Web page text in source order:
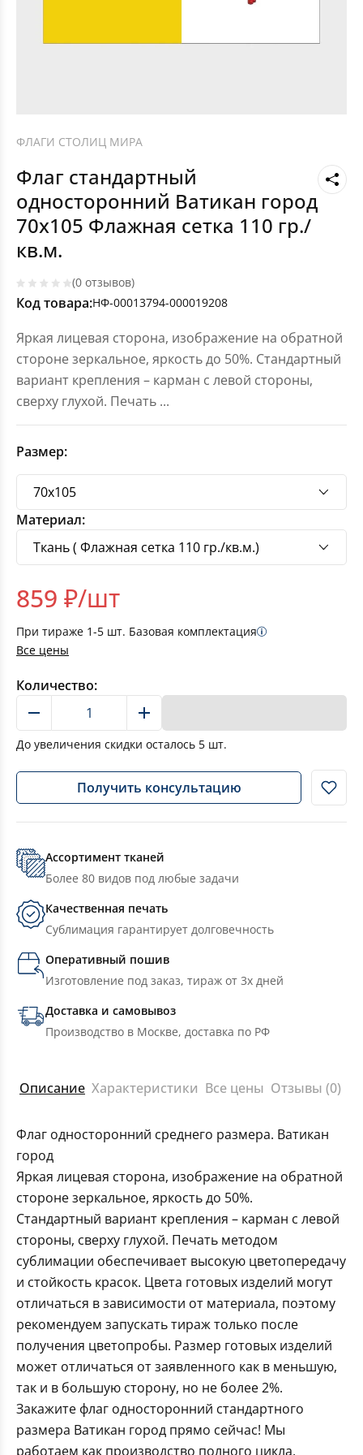
ФЛАГИ СТОЛИЦ МИРА
Флаг стандартный
односторонний Ватикан город
70х105 Флажная сетка 110 гр./
кв.м.
(0 отзывов)
Код товара:НФ-00013794-000019208
Яркая лицевая сторона, изображение на обратной
стороне зеркальное, яркость до 50%. Стандартный
вариант крепления – карман с левой стороны,
сверху глухой. Печать ...
Размер:
Материал:
859 ₽/шт
При тираже 1-5 шт. Базовая комплектация
Все цены
Количество:
До увеличения скидки осталось 5 шт.
Получить консультацию
Ассортимент тканей
Более 80 видов под любые задачи
Качественная печать
Сублимация гарантирует долговечность
Оперативный пошив
Изготовление под заказ, тираж от 3х дней
Доставка и самовывоз
Производство в Москве, доставка по РФ
Описание Характеристики Все цены Отзывы (0)
Флаг односторонний среднего размера. Ватикан
город
Яркая лицевая сторона, изображение на обратной
стороне зеркальное, яркость до 50%.
Стандартный вариант крепления – карман с левой
стороны, сверху глухой. Печать методом
сублимации обеспечивает высокую цветопередачу
и стойкость красок. Цвета готовых изделий могут
отличаться в зависимости от материала, поэтому
рекомендуем запускать тираж только после
получения цветопробы. Размер готовых изделий
может отличаться от заявленного как в меньшую,
так и в большую сторону, но не более 2%.
Закажите флаг односторонний стандартного
размера Ватикан город прямо сейчас! Мы
работаем как производство полного цикла,